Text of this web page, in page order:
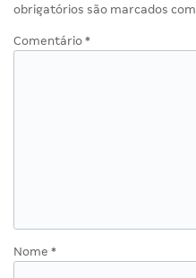
obrigatórios são marcados com
Comentário *
Nome *